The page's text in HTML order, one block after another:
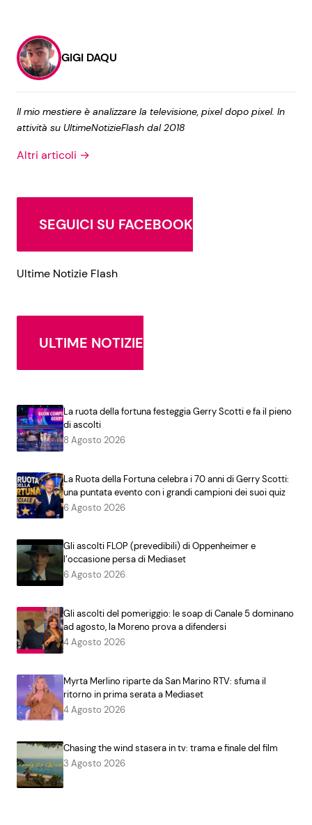
GIGI DAQU
Il mio mestiere è analizzare la televisione, pixel dopo pixel. In
attività su UltimeNotizieFlash dal 2018
Altri articoli →
SEGUICI SU FACEBOOK
Ultime Notizie Flash
ULTIME NOTIZIE
La ruota della fortuna festeggia Gerry Scotti e fa il pieno
di ascolti
8 Agosto 2026
La Ruota della Fortuna celebra i 70 anni di Gerry Scotti:
una puntata evento con i grandi campioni dei suoi quiz
6 Agosto 2026
Gli ascolti FLOP (prevedibili) di Oppenheimer e
l’occasione persa di Mediaset
6 Agosto 2026
Gli ascolti del pomeriggio: le soap di Canale 5 dominano
ad agosto, la Moreno prova a difendersi
4 Agosto 2026
Myrta Merlino riparte da San Marino RTV: sfuma il
ritorno in prima serata a Mediaset
4 Agosto 2026
Chasing the wind stasera in tv: trama e finale del film
3 Agosto 2026